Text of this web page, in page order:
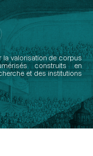
la valorisation de corpus
construits en
et des institutions